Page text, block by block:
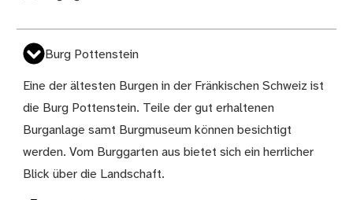
Burg Pottenstein
Eine der ältesten Burgen in der Fränkischen Schweiz ist
die Burg Pottenstein. Teile der gut erhaltenen
Burganlage samt Burgmuseum können besichtigt
werden. Vom Burggarten aus bietet sich ein herrlicher
Blick über die Landschaft.